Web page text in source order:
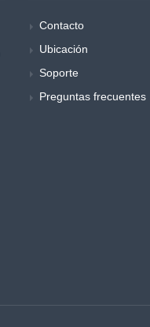
Contacto
Ubicación
Soporte
Preguntas frecuentes